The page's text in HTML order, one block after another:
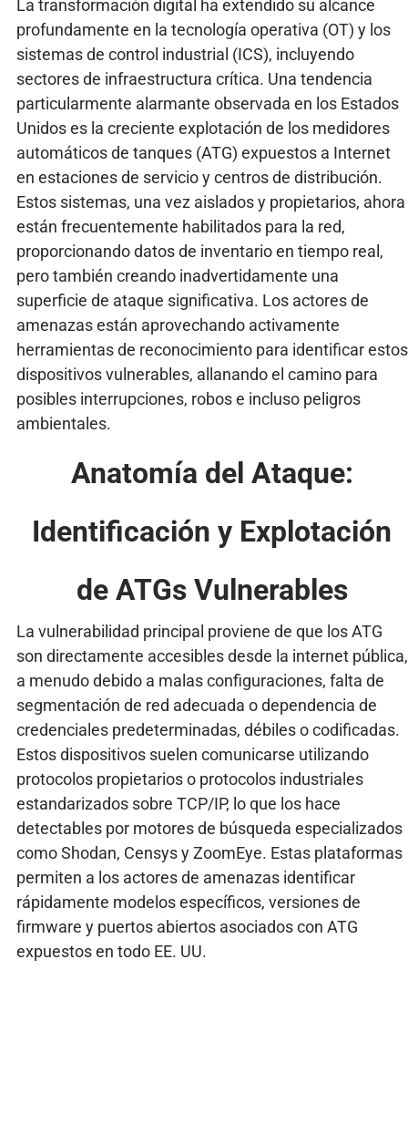
La transformación digital ha extendido su alcance
profundamente en la tecnología operativa (OT) y los
sistemas de control industrial (ICS), incluyendo
sectores de infraestructura crítica. Una tendencia
particularmente alarmante observada en los Estados
Unidos es la creciente explotación de los medidores
automáticos de tanques (ATG) expuestos a Internet
en estaciones de servicio y centros de distribución.
Estos sistemas, una vez aislados y propietarios, ahora
están frecuentemente habilitados para la red,
proporcionando datos de inventario en tiempo real,
pero también creando inadvertidamente una
superficie de ataque significativa. Los actores de
amenazas están aprovechando activamente
herramientas de reconocimiento para identificar estos
dispositivos vulnerables, allanando el camino para
posibles interrupciones, robos e incluso peligros
ambientales.
Anatomía del Ataque:
Identificación y Explotación
de ATGs Vulnerables
La vulnerabilidad principal proviene de que los ATG
son directamente accesibles desde la internet pública,
a menudo debido a malas configuraciones, falta de
segmentación de red adecuada o dependencia de
credenciales predeterminadas, débiles o codificadas.
Estos dispositivos suelen comunicarse utilizando
protocolos propietarios o protocolos industriales
estandarizados sobre TCP/IP, lo que los hace
detectables por motores de búsqueda especializados
como Shodan, Censys y ZoomEye. Estas plataformas
permiten a los actores de amenazas identificar
rápidamente modelos específicos, versiones de
firmware y puertos abiertos asociados con ATG
expuestos en todo EE. UU.